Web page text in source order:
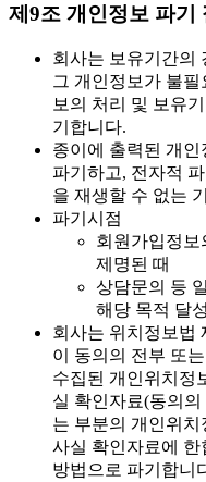
제9조 개인정보 파기
회사는 보유기간의
그 개인정보가 불
보의 처리 및 보유
기합니다.
종이에 출력된 개
파기하고, 전자적
을 재생할 수 없는
파기시점
회원가입정보
제명된 때
상담문의 등
해당 목적 달
회사는 위치정보법
이 동의의 전부 또
수집된 개인위치정
실 확인자료(동의
는 부분의 개인위
사실 확인자료에
방법으로 파기합니